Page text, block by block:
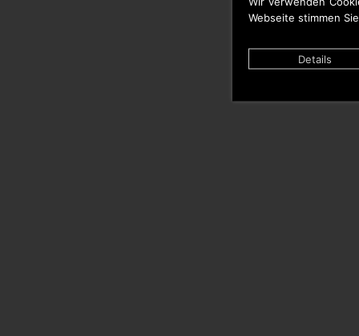
Webseite stimmen
Details